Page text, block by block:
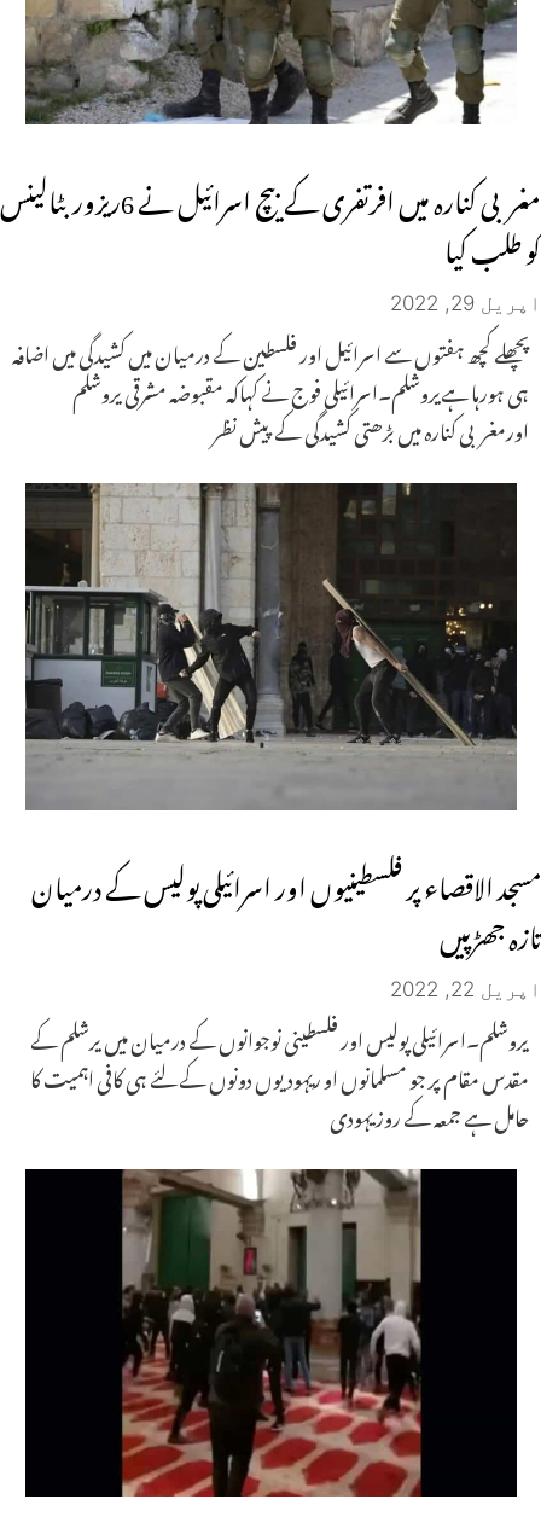
مغربی کنارہ میں افرتفری کے بیچ اسرائیل نے 6ریزوربٹالینس
کو طلب کیا
اپریل 29, 2022
پچھلے کچھ ہفتوں سے اسرائیل اور فلسطین کے درمیان میں کشیدگی میں اضافہ
ہی ہورہا ہےیروشلم۔اسرائیلی فوج نے کہاکہ مقبوضہ مشرقی یروشلم
اورمغربی کنارہ میں بڑھتی کشیدگی کے پیش نظر
مسجد الاقصاء پر فلسطینیوں اور اسرائیلی پولیس کے درمیان
تازہ جھڑپیں
اپریل 22, 2022
یروشلم۔اسرائیلی پولیس اور فلسطینی نوجوانوں کے درمیان میں یرشلم کے
مقدس مقام پر جو مسلمانوں او ریہودیوں دونوں کے لئے ہی کافی اہمیت کا
حامل ہے جمعہ کے روز یہودی